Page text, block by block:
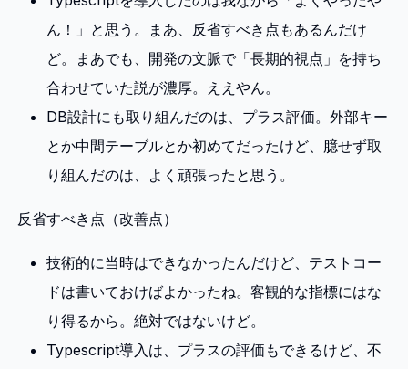
ん！」と思う。まあ、反省すべき点もあるんだけ
ど。まあでも、開発の文脈で「長期的視点」を持ち
合わせていた説が濃厚。ええやん。
DB設計にも取り組んだのは、プラス評価。外部キー
とか中間テーブルとか初めてだったけど、臆せず取
り組んだのは、よく頑張ったと思う。
反省すべき点（改善点）
技術的に当時はできなかったんだけど、テストコー
ドは書いておけばよかったね。客観的な指標にはな
り得るから。絶対ではないけど。
Typescript導入は、プラスの評価もできるけど、不